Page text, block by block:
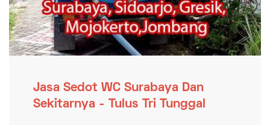
Jasa Sedot WC Surabaya Dan
Sekitarnya - Tulus Tri Tunggal